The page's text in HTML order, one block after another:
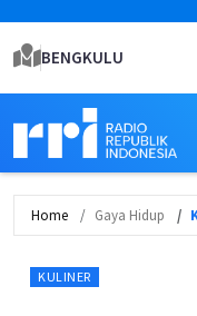
BENGKULU
Home Gaya Hidup
KULINER